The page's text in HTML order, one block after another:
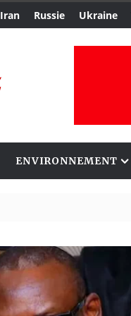
Iran Russie Ukraine
ENVIRONNEMENT